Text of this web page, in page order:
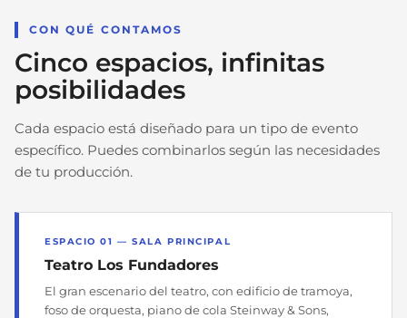
CON QUÉ CONTAMOS
Cinco espacios, infinitas
posibilidades
Cada espacio está diseñado para un tipo de evento
específico. Puedes combinarlos según las necesidades
de tu producción.
ESPACIO 01 — SALA PRINCIPAL
Teatro Los Fundadores
El gran escenario del teatro, con edificio de tramoya,
foso de orquesta, piano de cola Steinway & Sons,